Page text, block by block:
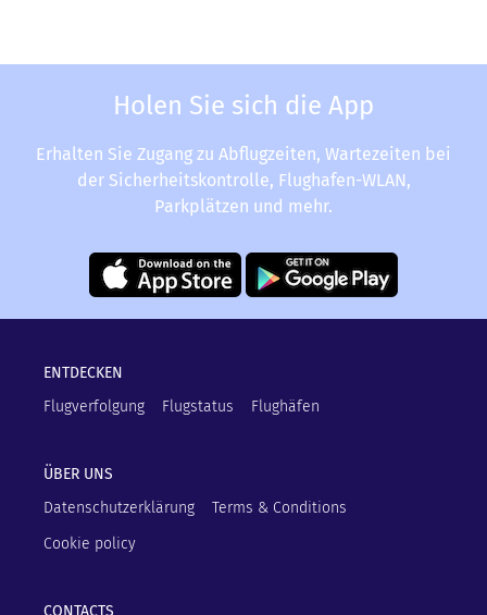
Holen Sie sich die App
Erhalten Sie Zugang zu Abflugzeiten, Wartezeiten bei
der Sicherheitskontrolle, Flughafen-WLAN,
Parkplätzen und mehr.
ENTDECKEN
Flugverfolgung
Flugstatus Flughäfen
ÜBER UNS
Datenschutzerklärung
Terms & Conditions
Cookie policy